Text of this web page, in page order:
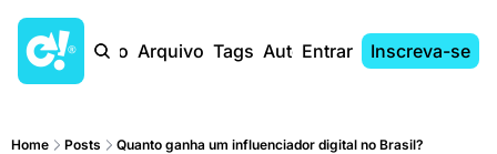
Início Arquivo Tags AutoresEntrar Inscreva-se
Home Posts Quanto ganha um influenciador digital no Brasil?